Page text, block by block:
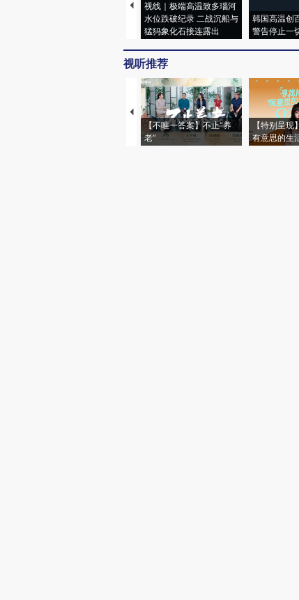
视线｜极端高温致多瑙河
水位跌破纪录 二战沉船与
猛犸象化石接连露出
韩国高温创
警告停止一
视听推荐
【不唯一答案】不止“养
老”
【特别呈
有意思的生